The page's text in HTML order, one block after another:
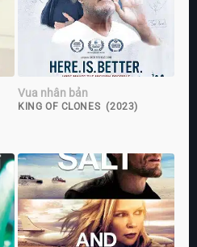
Vua nhân bản
KING OF CLONES (2023)